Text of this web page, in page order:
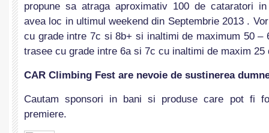
propune sa atraga aproximativ 100 de cataratori
avea loc in ultimul weekend din Septembrie 2013 .
cu grade intre 7c si 8b+ si inaltimi de maximum 50 –
trasee cu grade intre 6a si 7c cu inaltimi de maxim 25
CAR Climbing Fest are nevoie de sustinerea
Cautam sponsori in bani si produse care pot fi
premiere.